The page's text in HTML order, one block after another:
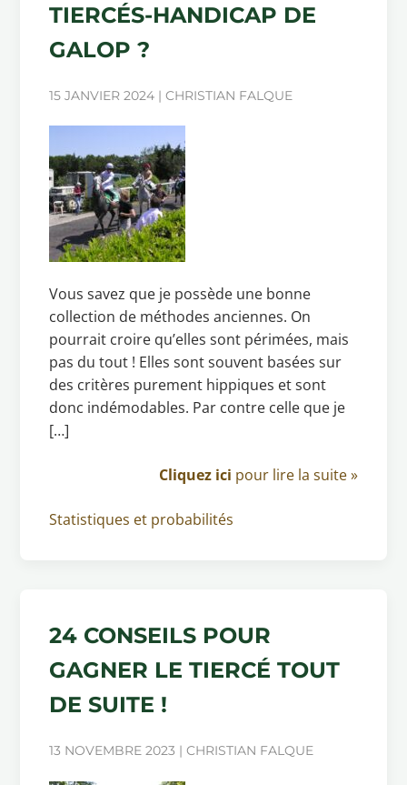
TIERCÉS-HANDICAP DE
GALOP ?
15 JANVIER 2024 | CHRISTIAN FALQUE
Vous savez que je possède une bonne
collection de méthodes anciennes. On
pourrait croire qu’elles sont périmées, mais
pas du tout ! Elles sont souvent basées sur
des critères purement hippiques et sont
donc indémodables. Par contre celle que je
[…]
Cliquez ici pour lire la suite »
Statistiques et probabilités
24 CONSEILS POUR
GAGNER LE TIERCÉ TOUT
DE SUITE !
13 NOVEMBRE 2023 | CHRISTIAN FALQUE